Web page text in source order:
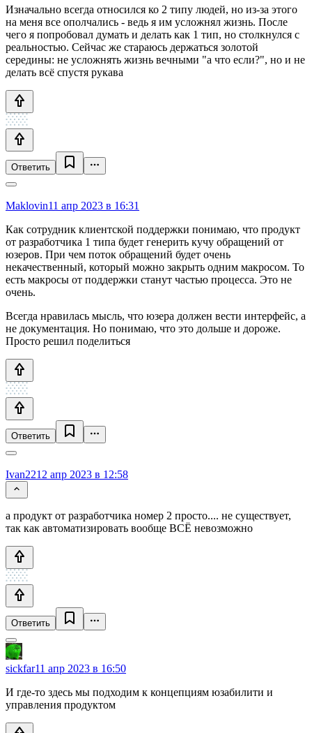
Изначально всегда относился ко 2 типу людей, но из-за этого
на меня все ополчались - ведь я им усложнял жизнь. После
чего я попробовал думать и делать как 1 тип, но столкнулся с
реальностью. Сейчас же стараюсь держаться золотой
середины: не усложнять жизнь вечными "а что если?", но и не
делать всё спустя рукава
Ответить
Maklovin11 апр 2023 в 16:31
Как сотрудник клиентской поддержки понимаю, что продукт
от разработчика 1 типа будет генерить кучу обращений от
юзеров. При чем поток обращений будет очень
некачественный, который можно закрыть одним макросом. То
есть макросы от поддержки станут частью процесса. Это не
очень.
Всегда нравилась мысль, что юзера должен вести интерфейс, а
не документация. Но понимаю, что это дольше и дороже.
Просто решил поделиться
Ответить
Ivan2212 апр 2023 в 12:58
а продукт от разработчика номер 2 просто.... не существует,
так как автоматизировать вообще ВСЁ невозможно
Ответить
sickfar11 апр 2023 в 16:50
И где-то здесь мы подходим к концепциям юзабилити и
управления продуктом